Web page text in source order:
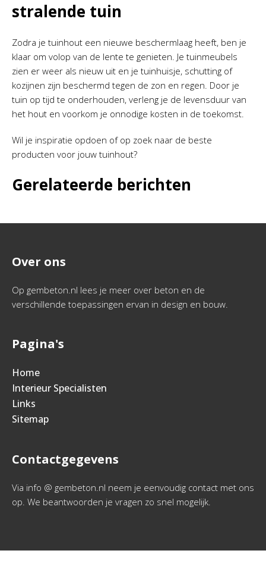
stralende tuin
Zodra je tuinhout een nieuwe beschermlaag heeft, ben je
klaar om volop van de lente te genieten. Je tuinmeubels
zien er weer als nieuw uit en je tuinhuisje, schutting of
kozijnen zijn beschermd tegen de zon en regen. Door je
tuin op tijd te onderhouden, verleng je de levensduur van
het hout en voorkom je onnodige kosten in de toekomst.
Wil je inspiratie opdoen of op zoek naar de beste
producten voor jouw tuinhout?
Gerelateerde berichten
Over ons
Op gembeton.nl lees je meer over beton en de
verschillende toepassingen ervan in design en bouw.
Pagina's
Home
Interieur Specialisten
Links
Sitemap
Contactgegevens
Via info @ gembeton.nl neem je eenvoudig contact met ons
op. We beantwoorden je vragen zo snel mogelijk.